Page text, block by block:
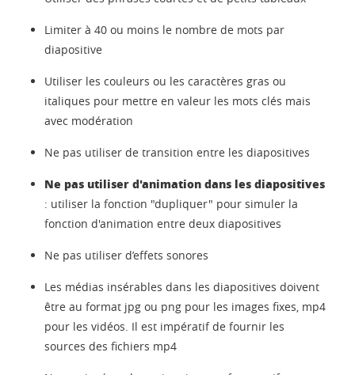
Limiter à 40 ou moins le nombre de mots par
diapositive
Utiliser les couleurs ou les caractères gras ou
italiques pour mettre en valeur les mots clés mais
avec modération
Ne pas utiliser de transition entre les diapositives
Ne pas utiliser d'animation dans les diapositives
: utiliser la fonction "dupliquer" pour simuler la
fonction d'animation entre deux diapositives
Ne pas utiliser d’effets sonores
Les médias insérables dans les diapositives doivent
être au format jpg ou png pour les images fixes, mp4
pour les vidéos. Il est impératif de fournir les
sources des fichiers mp4